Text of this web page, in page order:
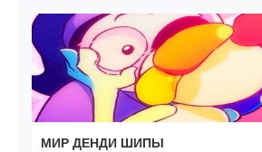
МИР ДЕНДИ ШИПЫ